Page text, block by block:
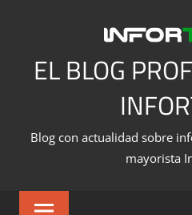
contenidoEL BLOG
Blog con actualidad sobre
mayorista